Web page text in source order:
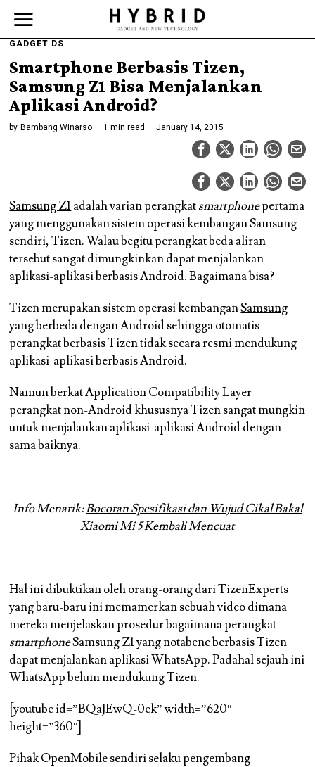
GADGET DS
Smartphone Berbasis Tizen,
Samsung Z1 Bisa Menjalankan
Aplikasi Android?
by Bambang Winarso 1 min read January 14, 2015
Samsung Z1 adalah varian perangkatsmartphonepertama
yang menggunakan sistem operasi kembangan Samsung
sendiri,Tizen. Walau begitu perangkat beda aliran
tersebut sangat dimungkinkan dapat menjalankan
aplikasi-aplikasi berbasis Android. Bagaimana bisa?
Tizen merupakan sistem operasi kembanganSamsung
yang berbeda dengan Android sehingga otomatis
perangkat berbasis Tizen tidak secara resmi mendukung
aplikasi-aplikasi berbasis Android.
Namun berkat Application Compatibility Layer
perangkat non-Android khususnya Tizen sangat mungkin
untuk menjalankan aplikasi-aplikasi Android dengan
sama baiknya.
Info Menarik:Bocoran Spesifikasi dan Wujud Cikal Bakal
Xiaomi Mi 5 Kembali Mencuat
Hal ini dibuktikan oleh orang-orang dari TizenExperts
yang baru-baru ini memamerkan sebuah video dimana
mereka menjelaskan prosedur bagaimana perangkat
smartphoneSamsung Z1 yang notabene berbasis Tizen
dapat menjalankan aplikasi WhatsApp. Padahal sejauh ini
WhatsApp belum mendukung Tizen.
[youtube id=”BQaJEwQ-0ek” width=”620″
height=”360″]
PihakOpenMobilesendiri selaku pengembang